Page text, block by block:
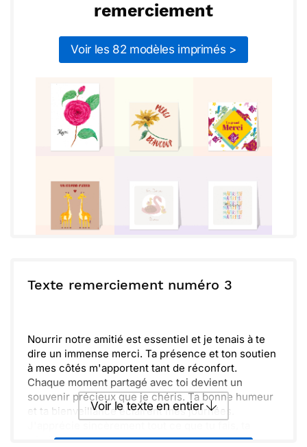
remerciement
Voir les 82 modèles imprimés >
Texte remerciement numéro 3
Nourrir notre amitié est essentiel et je tenais à te
dire un immense merci. Ta présence et ton soutien
à mes côtés m'apportent tant de réconfort.
Chaque moment partagé avec toi devient un
souvenir précieux que je chéris. Ta bonne humeur
et ta bienveillance éclairent mes journées.
générosité ne passe pas inaperçue. C'est dans les
Voir le texte en entier